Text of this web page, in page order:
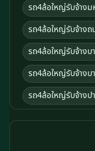
รถ4ล้อใหญ่รับจ้างม
รถ4ล้อใหญ่รับจ้าง
รถ4ล้อใหญ่รับจ้างบ
รถ4ล้อใหญ่รับจ้างบ
รถ4ล้อใหญ่รับจ้างป